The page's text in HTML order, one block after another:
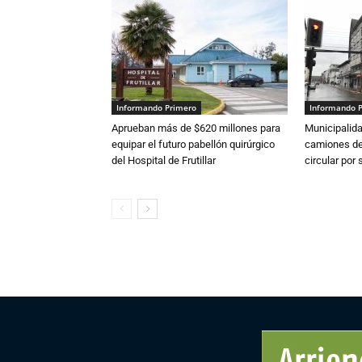
Informando Primero
Aprueban más de $620 millones para
equipar el futuro pabellón quirúrgico
del Hospital de Frutillar
Informando
camiones
circular por